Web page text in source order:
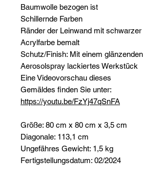
Baumwolle bezogen ist
Schillernde Farben
Ränder der Leinwand mit schwarzer
Acrylfarbe bemalt
Schutz/Finish: Mit einem glänzenden
Aerosolspray lackiertes Werkstück
Eine Videovorschau dieses
Gemäldes finden Sie unter:
https://youtu.be/FzYj47qSnFA
Größe: 80 cm x 80 cm x 3,5 cm
Diagonale: 113,1 cm
Ungefähres Gewicht: 1,5 kg
Fertigstellungsdatum: 02/2024